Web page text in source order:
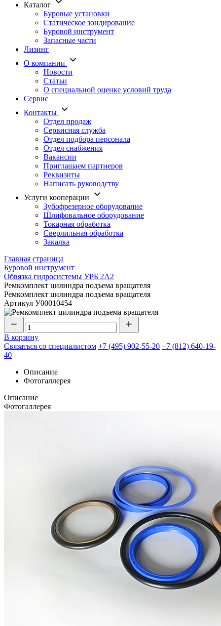
Каталог
Буровые установки
Статическое зондирование
Буровой инструмент
Запасные части
Лизинг
О компании
Новости
Статьи
О специальной оценке условий труда
Сервис
Контакты
Отдел продаж
Сервисная служба
Отдел подбора персонала
Отдел снабжения
Вакансии
Приглашаем партнеров
Реквизиты
Написать руководству
Услуги кооперации
Зубофрезерное оборудование
Шлифовальное оборудование
Токарная обработка
Cверлильная обработка
Закалка
Главная страница
Буровой инструмент
Обвязка гидросистемы УРБ 2А2
Ремкомплект цилиндра подъема вращателя
Ремкомплект цилиндра подъема вращателя
Артикул У00010454
В корзину
Связаться со специалистом +7 (495) 902-55-20 +7 (812) 640-19-
40
Описание
Фотогаллерея
Описание
Фотогаллерея